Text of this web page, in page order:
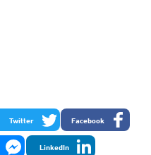
Facebook
Twitter
LinkedIn